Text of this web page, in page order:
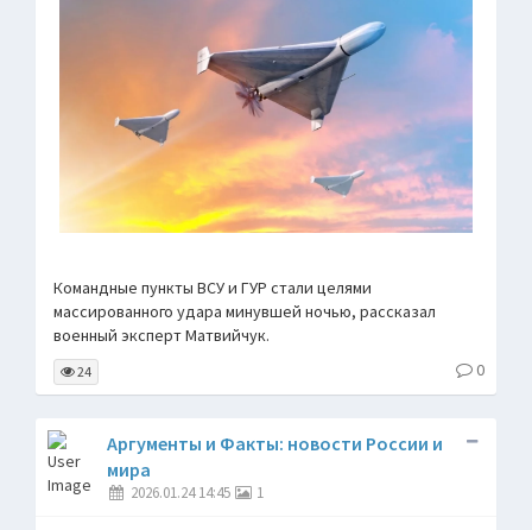
Командные пункты ВСУ и ГУР стали целями
массированного удара минувшей ночью, рассказал
военный эксперт Матвийчук.
24 0
Аргументы и Факты: новости России и
мира
2026.01.24 14:45 1